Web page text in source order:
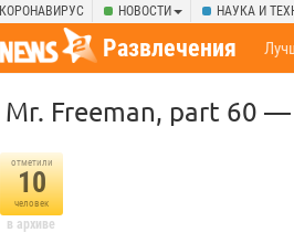
КОРОНАВИРУС НОВОСТИ НАУКА И
Развлечения
Mr. Freeman, part 60 —
отметили
10
человек
в архиве